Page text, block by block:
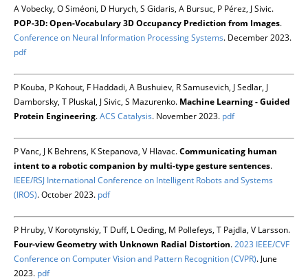
A Vobecky, O Siméoni, D Hurych, S Gidaris, A Bursuc, P Pérez, J Sivic.
POP-3D: Open-Vocabulary 3D Occupancy Prediction from Images.
Conference on Neural Information Processing Systems. December 2023.
pdf
P Kouba, P Kohout, F Haddadi, A Bushuiev, R Samusevich, J Sedlar, J
Damborsky, T Pluskal, J Sivic, S Mazurenko. Machine Learning - Guided
Protein Engineering.ACS Catalysis. November 2023. pdf
P Vanc, J K Behrens, K Stepanova, V Hlavac.Communicating human
intent to a robotic companion by multi-type gesture sentences.
IEEE/RSJ International Conference on Intelligent Robots and Systems
(IROS). October 2023. pdf
P Hruby, V Korotynskiy, T Duff, L Oeding, M Pollefeys, T Pajdla, V Larsson.
Four-view Geometry with Unknown Radial Distortion.2023 IEEE/CVF
Conference on Computer Vision and Pattern Recognition (CVPR). June
2023. pdf